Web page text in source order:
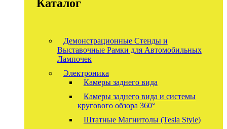
Каталог
Демонстрационные Стенды и
Выставочные Рамки для Автомобильных
Лампочек
Электроника
Камеры заднего вида
Камеры заднего вида и системы
кругового обзора 360°
Штатные Магнитолы (Tesla Style)